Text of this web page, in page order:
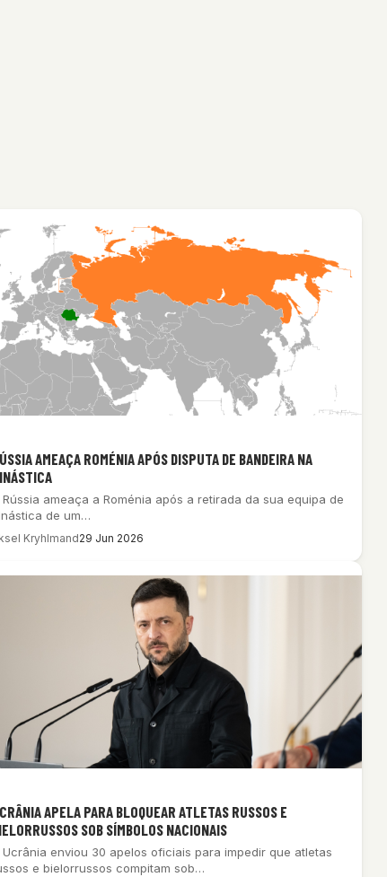
AMEAÇA ROMÉNIA APÓS DISPUTA DE BANDEIRA NA
Rússia ameaça a Roménia após a retirada da sua equipa de
de um…
Kryhlmand29 Jun 2026
APELA PARA BLOQUEAR ATLETAS RUSSOS E
SOB SÍMBOLOS NACIONAIS
Ucrânia enviou 30 apelos oficiais para impedir que atletas
e bielorrussos compitam sob…